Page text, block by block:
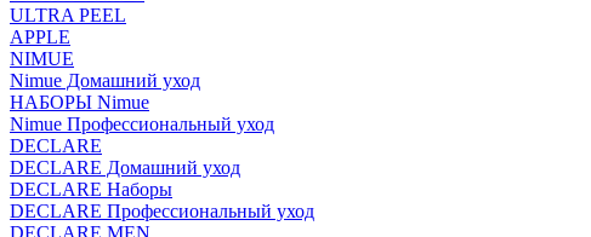
ULTRA PEEL
APPLE
NIMUE
Nimue Домашний уход
НАБОРЫ Nimue
Nimue Профессиональный уход
DECLARE
DECLARE Домашний уход
DECLARE Наборы
DECLARE Профессиональный уход
DECLARE MEN